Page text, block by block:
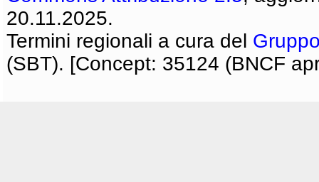
20.11.2025.
Termini regionali a cura del
(SBT). [Concept: 35124 (BNCF